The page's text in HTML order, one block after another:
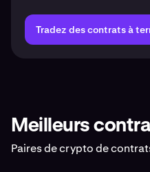
Tradez des contrats à
Meilleurs
Paires de crypto de